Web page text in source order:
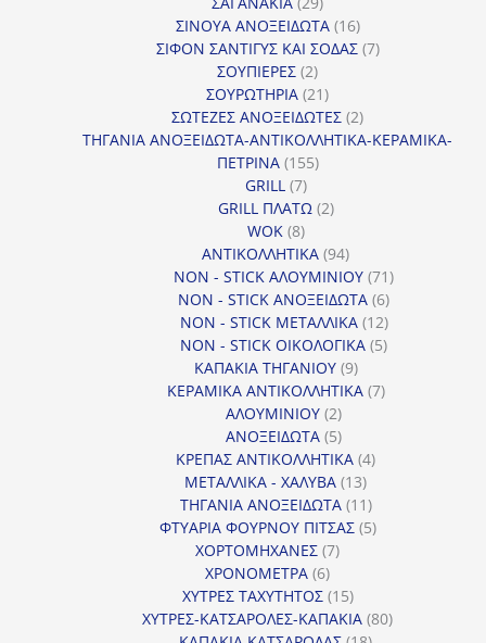
προϊόντα
ΣΙΝΟΥΑ ΑΝΟΞΕΙΔΩΤΑ 1616
προϊόντα
ΣΙΦΟΝ ΣΑΝΤΙΓΥΣ ΚΑΙ ΣΟΔΑΣ 77
ΣΟΥΠΙΕΡΕΣ 22
προϊόντα
ΣΟΥΡΩΤΗΡΙΑ 2121
προϊόντα
ΣΩΤΕΖΕΣ ΑΝΟΞΕΙΔΩΤΕΣ 22
προϊόντα
ΤΗΓΑΝΙΑ ΑΝΟΞΕΙΔΩΤΑ-ΑΝΤΙΚΟΛΛΗΤΙΚΑ-ΚΕΡΑΜΙΚΑ-
ΠΕΤΡΙΝΑ 155155
GRILL 77
προϊόντα
GRILL ΠΛΑΤΩ 22
WOK 88
προϊόντα
ΑΝΤΙΚΟΛΛΗΤΙΚΑ 9494
προϊόντα
NON - STICK ΑΛΟΥΜΙΝΙΟΥ 7171
προϊόντα
NON - STICK ΑΝΟΞΕΙΔΩΤΑ 66
προϊόντα
NON - STICK ΜΕΤΑΛΛΙΚΑ 1212
προϊόντα
NON - STICK ΟΙΚΟΛΟΓΙΚΑ 55
ΚΑΠΑΚΙΑ ΤΗΓΑΝΙΟΥ 99
προϊόντα
ΚΕΡΑΜΙΚΑ ΑΝΤΙΚΟΛΛΗΤΙΚΑ 77
ΑΛΟΥΜΙΝΙΟΥ 22
προϊόντα
ΑΝΟΞΕΙΔΩΤΑ 55
προϊόντα
ΚΡΕΠΑΣ ΑΝΤΙΚΟΛΛΗΤΙΚΑ 44
ΜΕΤΑΛΛΙΚΑ - ΧΑΛΥΒΑ 1313
προϊόντα
ΤΗΓΑΝΙΑ ΑΝΟΞΕΙΔΩΤΑ 1111
προϊόντα
ΦΤΥΑΡΙΑ ΦΟΥΡΝΟΥ ΠΙΤΣΑΣ 55
ΧΟΡΤΟΜΗΧΑΝΕΣ 77
ΧΡΟΝΟΜΕΤΡΑ 66
προϊόντα
ΧΥΤΡΕΣ ΤΑΧΥΤΗΤΟΣ 1515
προϊόντα
ΧΥΤΡΕΣ-ΚΑΤΣΑΡΟΛΕΣ-ΚΑΠΑΚΙΑ 8080